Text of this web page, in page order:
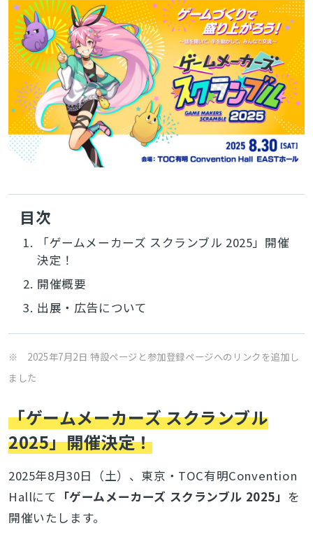
目次
1.
「ゲームメーカーズ スクランブル 2025」開催
決定！
2. 開催概要
3. 出展・広告について
※ 2025年7月2日 特設ページと参加登録ページへのリンクを追加し
ました
「ゲームメーカーズ スクランブル
2025」開催決定！
2025年8月30日（土）、東京・TOC有明Convention
Hallにて 「ゲームメーカーズ スクランブル 2025」 を
開催いたします。